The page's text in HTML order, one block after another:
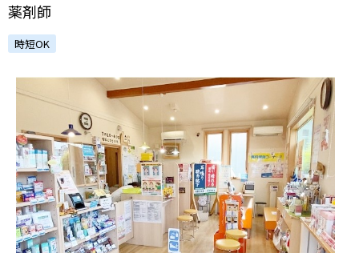
薬剤師
時短OK
ハイスキルな障害者の転職支援サービス
障害のある新卒学生専門の就職エージェントサービス
求人検索・スカウトサービス
障害者専門の求人検索・スカウトサービス
就職・転職ノウハウ
お問い合わせ・よくある質問
お問い合わせ
よくある質問